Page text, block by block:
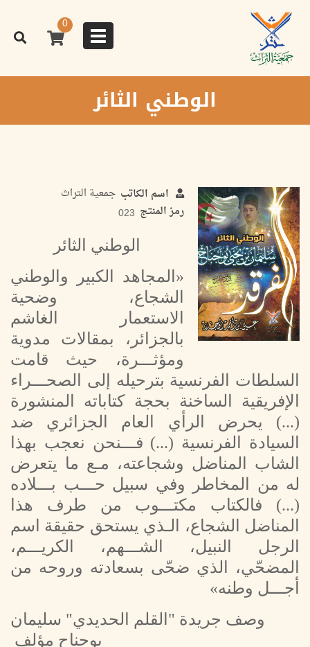
المحتوى
الرئيسي
Toggle
navigation
0
الوطني الثائر
اسم الكاتب جمعية التراث
رمز المنتج 023
الوطني الثائر
«المجاهد الكبير والوطني
الشجاع، وضحية
الاستعمار الغاشم
بالجزائر، بمقالات مدوية
ومؤثـــرة، حيث قامت
السلطات الفرنسية بترحيله إلى الصحـــراء
الإفريقية الساخنة بحجة كتاباته المنشورة
(...) يحرض الرأي العام الجزائري ضد
السيادة الفرنسية (...) فـــنحن نعجب بهذا
الشاب المناضل وشجاعته، مـع ما يتعرض
له من المخاطر وفي سبيل حـــب بـــلاده
(...) فالكتاب مكتـــوب من طرف هذا
المناضل الشجاع، الـذي يستحق حقيقة اسم
الرجل النبيل، الشـــهم، الكريـــم،
المضحّي، الذي ضحّى بسعادته وروحه من
أجـــل وطنه»
وصف جريدة "القلم الحديدي" سليمان
بوجناح مؤلف